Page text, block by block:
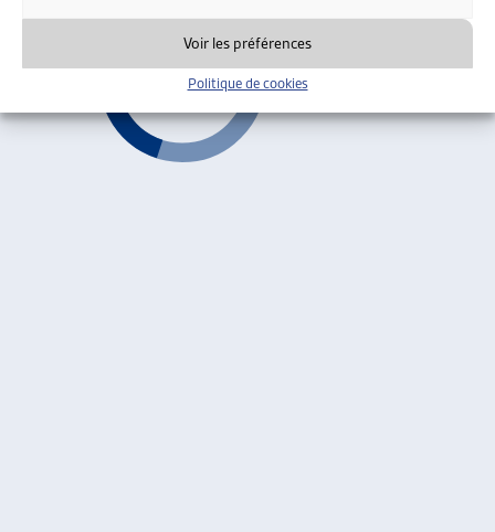
Voir les préférences
Politique de cookies